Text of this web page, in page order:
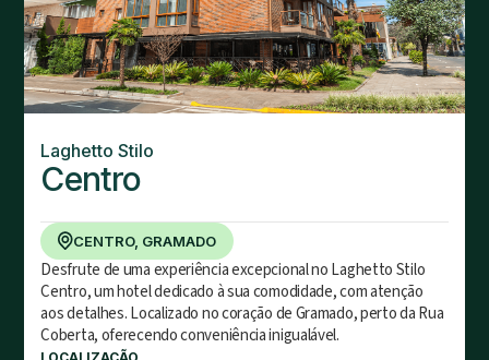
Laghetto Stilo
Centro
CENTRO, GRAMADO
Desfrute de uma experiência excepcional no Laghetto Stilo
Centro, um hotel dedicado à sua comodidade, com atenção
aos detalhes. Localizado no coração de Gramado, perto da Rua
Coberta, oferecendo conveniência inigualável.